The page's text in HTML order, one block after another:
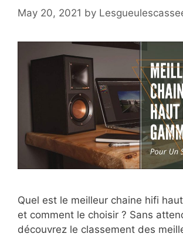
May 20, 2021 by
Quel est le meilleur chaine hifi
et comment le choisir ? Sans
découvrez le classement des